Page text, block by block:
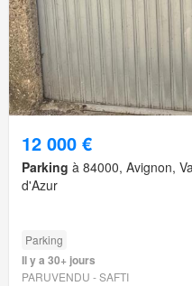
12 000 €
Parking à 84000, Avignon,
d'Azur
Parking
Il y a 30+ jours
PARUVENDU - SAFTI